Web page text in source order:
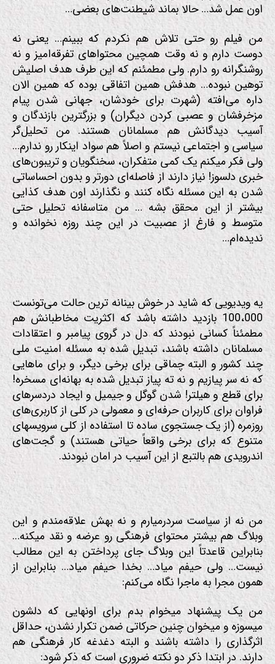
اون عمل شد… حالا بماند شیطنت‌های بعضی…
من فیلم رو حتی تلاش هم نکردم که ببینم… یعنی نه
دوست دارم و نه وقت همچین محتواهای تفرقه‌امیز و نه
روشنگرانه رو دارم. ولی مطمئنم که این طرف هدف اصلیش
توهین نبوده… هدفش همین اتفاقی بوده که همین الان
داره می‌افته (شهرت برای خودشان، جهانی شدن پیام
مزخرفشان و عصبی کردن دیگران) و بزرگترین بازندگان و
آسیب دیدگانش هم مسلمانان هستند. من تحلیل‌گر
سیاسی و اجتماعی نیستم و اصلاً هم سواد اینکار رو ندارم…
ولی فکر میکنم یک کمی متفکران، سخنگویان و تریبون‌های
خبری دلسوز! نیاز دارند از فاصله‌ای دورتر و بدون احساساتی
شدن به این مسئله نگاه کنند و نگذارند اون هدف کذایی
بیشتر از این محقق بشه … من متاسفانه تحلیل حتی
متوسط و فارغ از عصبیت در این چند روزه نخوانده و
ندیده‌ام…
یه ویدیویی که شاید در خوش بینانه ترین حالت می‌تونست
100،000 بازدید داشته باشد که اکثریت مخاطبانش هم
مطمئناً کسانی نبودند که دل در گروی پیامبر و اعتقادات
مسلمانان داشته باشند، تبدیل شده به مسئله امنیت ملی
چند کشور و البته چماقی برای برخی دیگر، و برای ماهایی
که نه سر پیازیم و نه ته پیاز تبدیل شده به بهانه‌ای مسخره!
برای قطع و هیلتر! شدن گوگل و جیمیل و ایجاد دردسرهای
فراوان برای کاربران حرفه‌ای و معمولی در کلی از کاربری‌های
روزمره (از یک جستجوی ساده تا استفاده از کلی سرویسهای
متنوع که برای برخی واقعاً حیاتی هستند) و گجت‌های
اندرویدی هم بالتبع از این آسیب در امان نبودند.
من نه از سیاست سردرمیارم و نه بهش علاقه‌مندم و این
وبلاگ هم بیشتر محتوای فرهنگی رو عرضه و نقد میکنه…
بنابراین قاعدتاً این وبلاگ جای پرداختن به این مطالب
نیست… ولی حیفم میاد… بخدا حیفم میاد… بنابراین از
همون مجرا به ماجرا نگاه می‌کنم:
من یک پیشنهاد میخوام بدم برای اونهایی که دلشون
میسوزه و میخوان چنین حرکاتی ضمن تکرار نشدن، حداقل
اثرگذاری را داشته باشند و البته دغدغه کار فرهنگی هم
دارند. در ابتدا ذکر دو نکته ضروری است که ذکر شود: